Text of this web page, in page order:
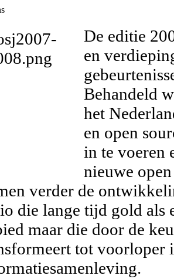
De editie
en
Behandeld
het
en open
in te voeren
nieuwe
verder de
die lange tijd gold als
maar die door de
tot voorloper